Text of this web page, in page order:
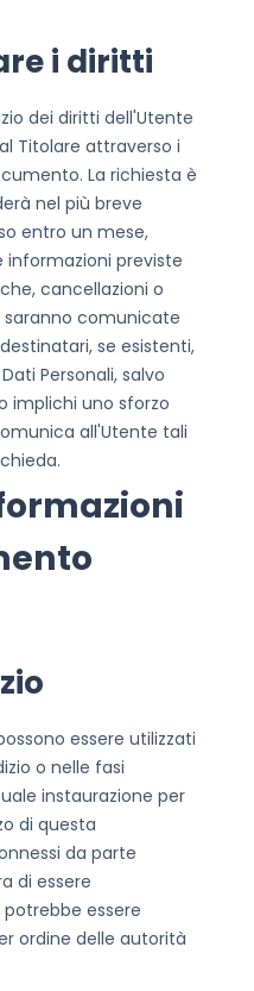
i diritti
dei diritti dell'Utente
Titolare attraverso i
La richiesta è
nel più breve
entro un mese,
informazioni previste
cancellazioni o
comunicate
se esistenti,
Personali, salvo
implichi uno sforzo
all'Utente tali
essere utilizzati
o nelle fasi
instaurazione per
di questa
da parte
di essere
essere
ordine delle autorità